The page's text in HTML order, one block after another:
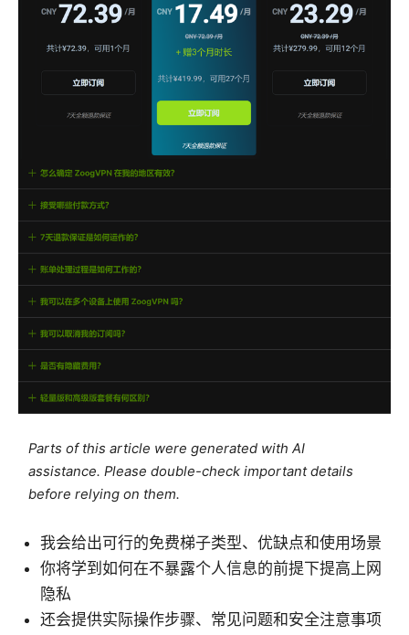
Parts of this article were generated with AI
assistance. Please double-check important details
before relying on them.
我会给出可行的免费梯子类型、优缺点和使用场景
你将学到如何在不暴露个人信息的前提下提高上网
隐私
还会提供实际操作步骤、常见问题和安全注意事项